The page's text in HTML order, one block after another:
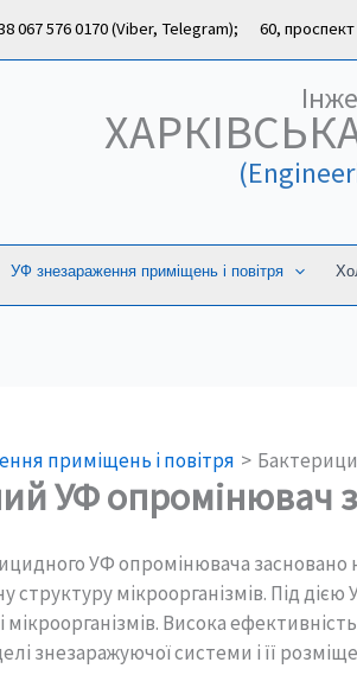
576 0170 (Viber, Telegram); 60, проспект
УФ знезараження приміщень і повітря
приміщень і повітря
УФ опромінювач
УФ опромінювача засновано
структуру мікроорганізмів. Під
Висока
знезаражуючої системи і її